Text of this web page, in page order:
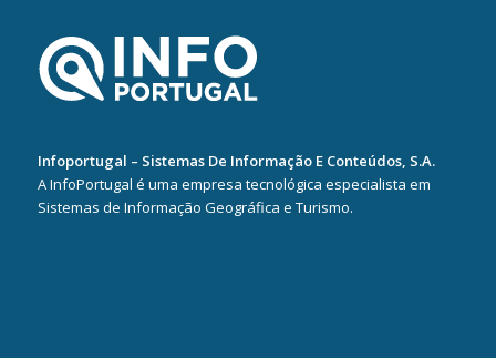
Infoportugal – Sistemas De Informação E Conteúdos, S.A.
A InfoPortugal é uma empresa tecnológica especialista em
Sistemas de Informação Geográfica e Turismo.